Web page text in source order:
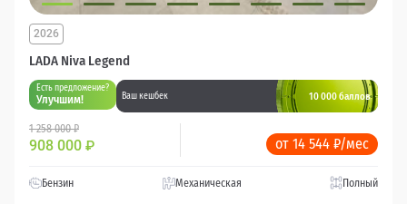
LADA Niva Legend
2026
Есть предложение?
Улучшим! Ваш кешбек 10 000 баллов
1 258 000 ₽
908 000 ₽ от 14 544 ₽/мес
Бензин Механическая Полный